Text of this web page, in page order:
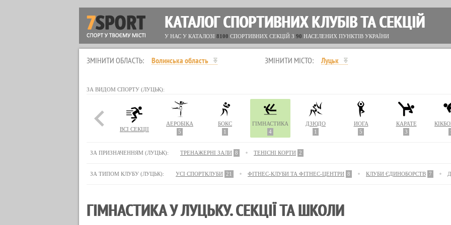
КАТАЛОГ СПОРТИВНИХ КЛУБІВ ТА СЕКЦІЙ
У НАС У КАТАЛОЗІ 8100 СПОРТИВНИХ СЕКЦІЙ З 90 НАСЕЛЕНИХ ПУНКТІВ УКРАЇНИ
ЗМІНИТИ ОБЛАСТЬ: Волинська область ЗМІНИТИ МІСТО: Луцьк
ЗА ВИДОМ СПОРТУ (ЛУЦЬК):
ВСІ СЕКЦІЇ
АЕРОБІКА
5
БОКС
1
ГІМНАСТИКА
4
ДЗЮДО
1
ЙОГА
5
КАРАТЕ
3
ЗА ПРИЗНАЧЕННЯМ (ЛУЦЬК): ТРЕНАЖЕРНІ ЗАЛИ 8 ТЕНІСНІ КОРТИ 2
ЗА ТИПОМ КЛУБУ (ЛУЦЬК): УСІ СПОРТКЛУБИ 21 ФІТНЕС-КЛУБИ ТА ФІТНЕС-ЦЕНТРИ 8 КЛУБИ ЄДИНОБОРСТВ 7
ГІМНАСТИКА У ЛУЦЬКУ. СЕКЦІЇ ТА ШКОЛИ